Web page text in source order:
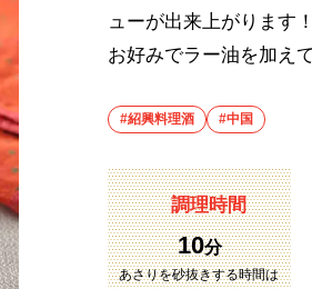
ューが出来上がります！
お好みでラー油を加え
#紹興料理酒 #中国
調理時間
10分
あさりを砂抜きする時間は